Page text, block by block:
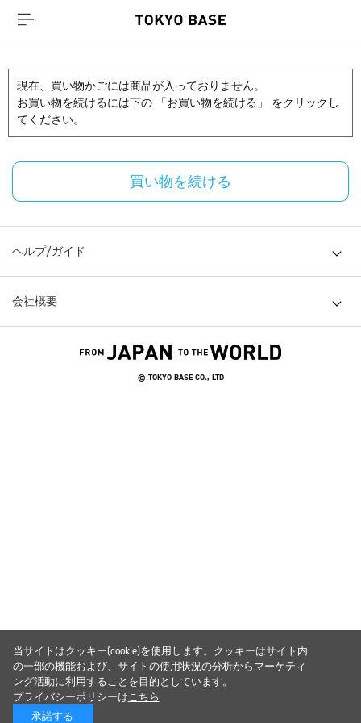
現在、買い物かごには商品が入っておりません。
お買い物を続けるには下の 「お買い物を続ける」 をクリックし
てください。
買い物を続ける
ヘルプ/ガイド
会社概要
© TOKYO BASE CO., LTD
当サイトはクッキー(cookie)を使用します。クッキーはサイト内
の一部の機能および、サイトの使用状況の分析からマーケティ
ング活動に利用することを目的としています。
プライバシーポリシーはこちら
承諾する